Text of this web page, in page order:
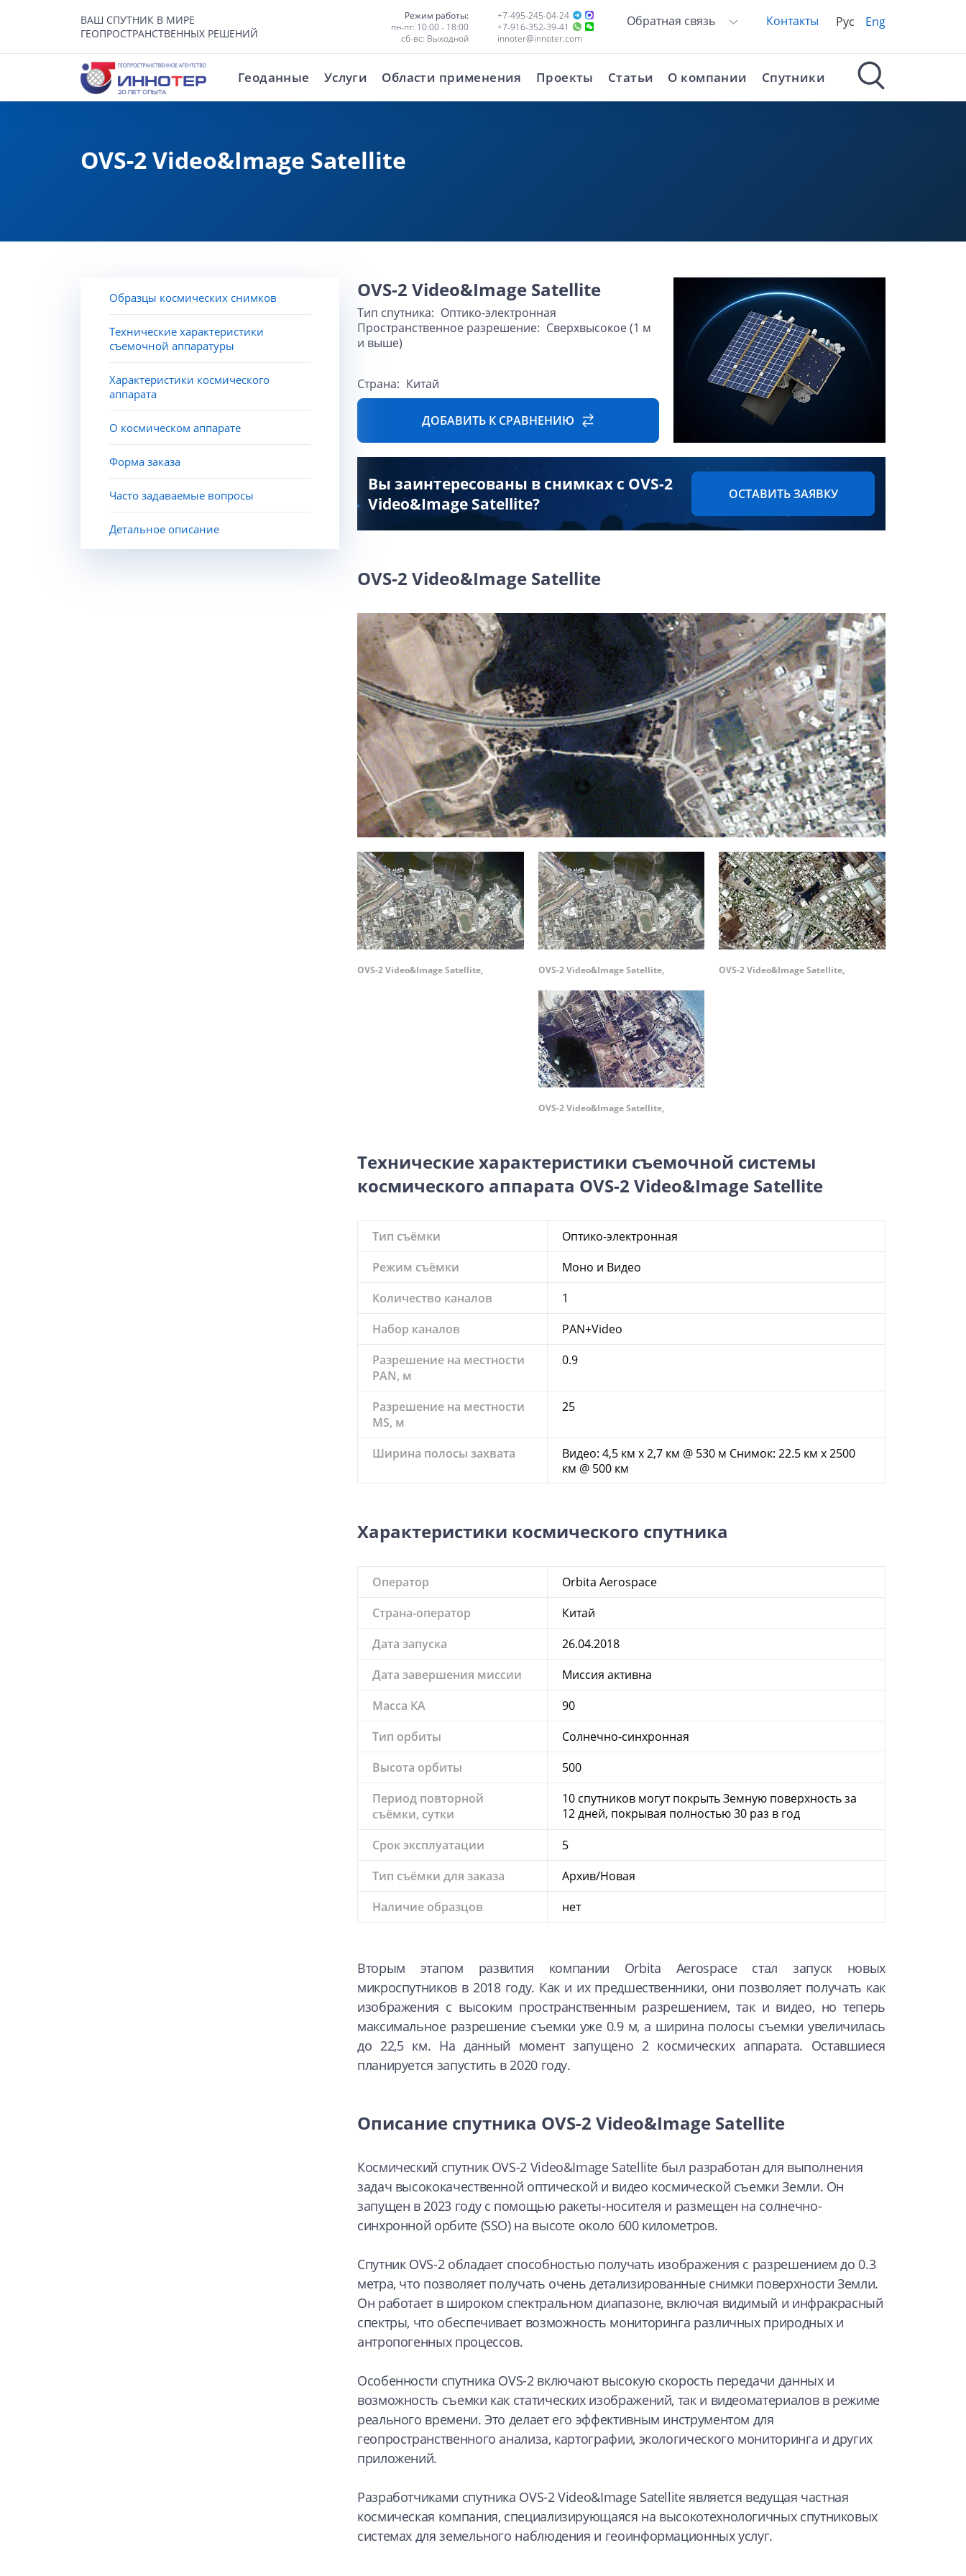
ВАШ СПУТНИК В МИРЕ
ГЕОПРОСТРАНСТВЕННЫХ РЕШЕНИЙ
Режим работы:
пн-пт: 10:00 - 18:00
сб-вс: Выходной
+7-495-245-04-24
+7-916-352-39-41
innoter@innoter.com
Обратная связь Контакты Рус Eng
Геоданные Услуги Области применения Проекты Статьи О компании Спутники
OVS-2 Video&Image Satellite
Образцы космических снимков
Технические характеристики
съемочной аппаратуры
Характеристики космического
аппарата
О космическом аппарате
Форма заказа
Часто задаваемые вопросы
Детальное описание
OVS-2 Video&Image Satellite
Тип спутника: Оптико-электронная
Пространственное разрешение: Сверхвысокое (1 м
и выше)
Страна: Китай
ДОБАВИТЬ К СРАВНЕНИЮ
Вы заинтересованы в снимках с OVS-2
Video&Image Satellite?
ОСТАВИТЬ ЗАЯВКУ
OVS-2 Video&Image Satellite
OVS-2 Video&Image Satellite, OVS-2 Video&Image Satellite, OVS-2 Video&Image Satellite,
OVS-2 Video&Image Satellite,
Технические характеристики съемочной системы
космического аппарата OVS-2 Video&Image Satellite
Тип съёмки Оптико-электронная
Режим съёмки Моно и Видео
Количество каналов 1
Набор каналов PAN+Video
Разрешение на местности
PAN, м
0.9
Разрешение на местности
MS, м
25
Ширина полосы захвата
Видео: 4,5 км х 2,7 км @ 530 м Снимок: 22.5 км х 2500
км @ 500 км
Характеристики космического спутника
Оператор Orbita Aerospace
Страна-оператор Китай
Дата запуска 26.04.2018
Дата завершения миссии Миссия активна
Масса КА 90
Тип орбиты Солнечно-синхронная
Высота орбиты 500
Период повторной
съёмки, сутки
10 спутников могут покрыть Земную поверхность за
12 дней, покрывая полностью 30 раз в год
Срок эксплуатации 5
Тип съёмки для заказа Архив/Новая
Наличие образцов нет
Вторым этапом развития компании Orbita Aerospace стал запуск новых
микроспутников в 2018 году. Как и их предшественники, они позволяет получать как
изображения с высоким пространственным разрешением, так и видео, но теперь
максимальное разрешение съемки уже 0.9 м, а ширина полосы съемки увеличилась
до 22,5 км. На данный момент запущено 2 космических аппарата. Оставшиеся
планируется запустить в 2020 году.
Описание спутника OVS-2 Video&Image Satellite
Космический спутник OVS-2 Video&Image Satellite был разработан для выполнения
задач высококачественной оптической и видео космической съемки Земли. Он
запущен в 2023 году с помощью ракеты-носителя и размещен на солнечно-
синхронной орбите (SSO) на высоте около 600 километров.
Спутник OVS-2 обладает способностью получать изображения с разрешением до 0.3
метра, что позволяет получать очень детализированные снимки поверхности Земли.
Он работает в широком спектральном диапазоне, включая видимый и инфракрасный
спектры, что обеспечивает возможность мониторинга различных природных и
антропогенных процессов.
Особенности спутника OVS-2 включают высокую скорость передачи данных и
возможность съемки как статических изображений, так и видеоматериалов в режиме
реального времени. Это делает его эффективным инструментом для
геопространственного анализа, картографии, экологического мониторинга и других
приложений.
Разработчиками спутника OVS-2 Video&Image Satellite является ведущая частная
космическая компания, специализирующаяся на высокотехнологичных спутниковых
системах для земельного наблюдения и геоинформационных услуг.